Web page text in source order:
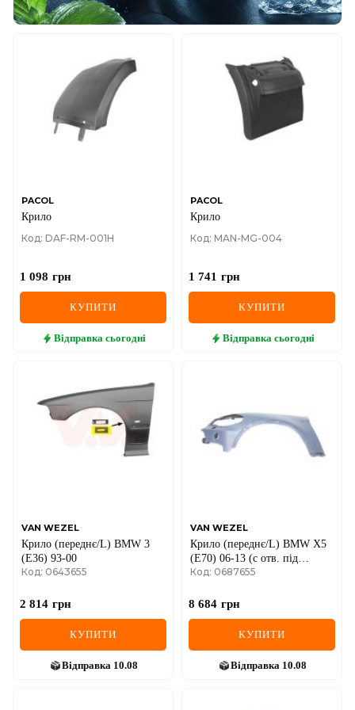
PACOL
Крило
Код: DAF-RM-001H
1 098 грн
КУПИТИ
Відправка сьогодні
PACOL
Крило
Код: MAN-MG-004
1 741 грн
КУПИТИ
Відправка сьогодні
VAN WEZEL
Крило (переднє/L) BMW 3
(E36) 93-00
Код: 0643655
2 814 грн
КУПИТИ
Відправка 10.08
VAN WEZEL
Крило (переднє/L) BMW X5
(E70) 06-13 (с отв. під
форсунку омивача)
Код: 0687655
8 684 грн
КУПИТИ
Відправка 10.08